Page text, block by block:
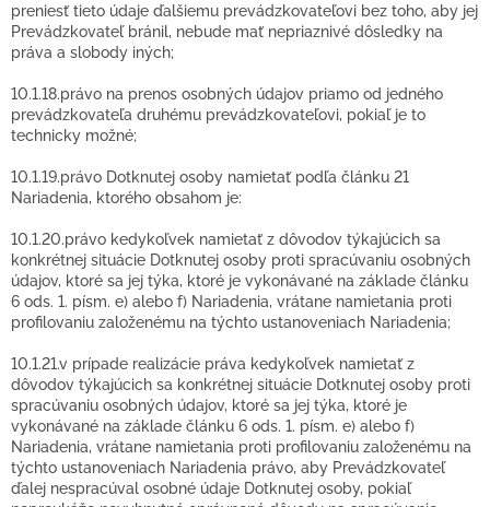
preniesť tieto údaje ďalšiemu prevádzkovateľovi bez toho, aby jej
Prevádzkovateľ bránil, nebude mať nepriaznivé dôsledky na
práva a slobody iných;
10.1.18.právo na prenos osobných údajov priamo od jedného
prevádzkovateľa druhému prevádzkovateľovi, pokiaľ je to
technicky možné;
10.1.19.právo Dotknutej osoby namietať podľa článku 21
Nariadenia, ktorého obsahom je:
10.1.20.právo kedykoľvek namietať z dôvodov týkajúcich sa
konkrétnej situácie Dotknutej osoby proti spracúvaniu osobných
údajov, ktoré sa jej týka, ktoré je vykonávané na základe článku
6 ods. 1. písm. e) alebo f) Nariadenia, vrátane namietania proti
profilovaniu založenému na týchto ustanoveniach Nariadenia;
10.1.21.v prípade realizácie práva kedykoľvek namietať z
dôvodov týkajúcich sa konkrétnej situácie Dotknutej osoby proti
spracúvaniu osobných údajov, ktoré sa jej týka, ktoré je
vykonávané na základe článku 6 ods. 1. písm. e) alebo f)
Nariadenia, vrátane namietania proti profilovaniu založenému na
týchto ustanoveniach Nariadenia právo, aby Prevádzkovateľ
ďalej nespracúval osobné údaje Dotknutej osoby, pokiaľ